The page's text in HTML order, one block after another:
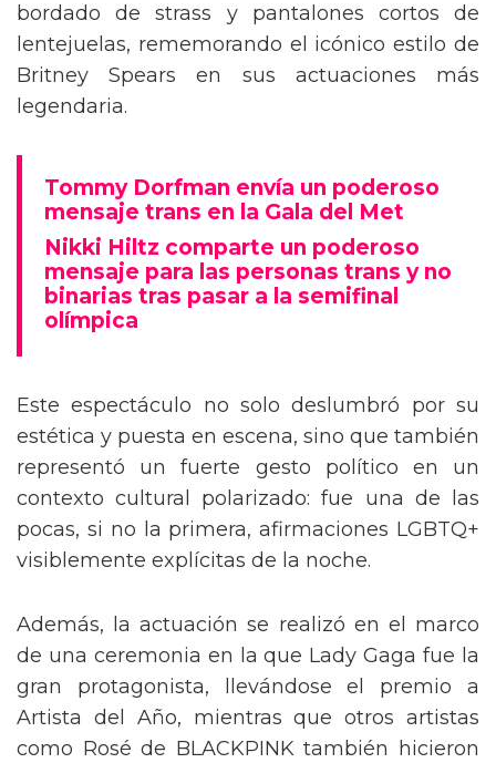
bordado de strass y pantalones cortos de
lentejuelas, rememorando el icónico estilo de
Britney Spears en sus actuaciones más
legendaria.
Tommy Dorfman envía un poderoso
mensaje trans en la Gala del Met
Nikki Hiltz comparte un poderoso
mensaje para las personas trans y no
binarias tras pasar a la semifinal
olímpica
Este espectáculo no solo deslumbró por su
estética y puesta en escena, sino que también
representó un fuerte gesto político en un
contexto cultural polarizado: fue una de las
pocas, si no la primera, afirmaciones LGBTQ+
visiblemente explícitas de la noche.
Además, la actuación se realizó en el marco
de una ceremonia en la que Lady Gaga fue la
gran protagonista, llevándose el premio a
Artista del Año, mientras que otros artistas
como Rosé de BLACKPINK también hicieron